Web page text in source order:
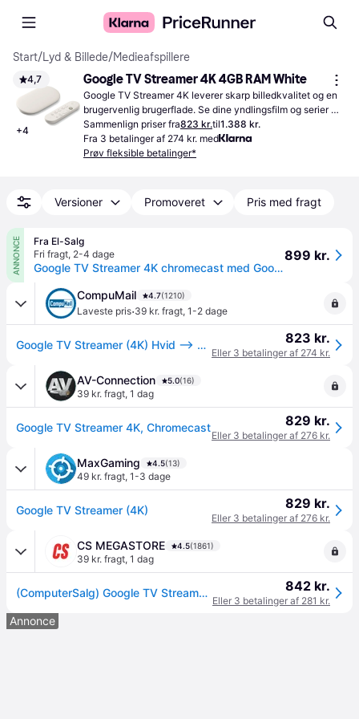
Start/Lyd & Billede/Medieafspillere
4,7
+4
Google TV Streamer 4K 4GB RAM White
Google TV Streamer 4K leverer skarp billedkvalitet og en
brugervenlig brugerflade. Se dine yndlingsfilm og serier
med HDR-understøttelse og Dolby Vision.
Sammenlign priser fra823 kr.til1.388 kr.
Fra 3 betalinger af 274 kr. med
Prøv fleksible betalinger*
Versioner Promoveret Pris med fragt
ANNONCE
Fra El-Salg
Fri fragt, 2-4 dage
Google TV Streamer 4K chromecast med Google TV.
899 kr.
CompuMail 4.7(1210)
Laveste pris·39 kr. fragt, 1-2 dage
Google TV Streamer (4K) Hvid --> På lager, levering hos dig 10-08-2026 823 kr.
Eller 3 betalinger af 274 kr.
AV-Connection 5.0(16)
39 kr. fragt, 1 dag
Google TV Streamer 4K, Chromecast 829 kr.
Eller 3 betalinger af 276 kr.
MaxGaming 4.5(13)
49 kr. fragt, 1-3 dage
Google TV Streamer (4K) 829 kr.
Eller 3 betalinger af 276 kr.
CS MEGASTORE 4.5(1861)
39 kr. fragt, 1 dag
(ComputerSalg) Google TV Streamer 4K | Smart TV | HDMI, RJ45, USB-C 842 kr.
Eller 3 betalinger af 281 kr.
Annonce